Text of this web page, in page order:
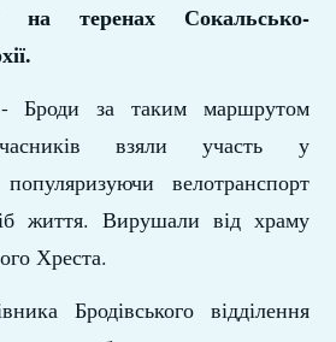
на теренах Сокальсько-
Броди за таким маршрутом
взяли участь у
велотранспорт
життя. Вирушали від храму
Хреста.
Бродівського відділення